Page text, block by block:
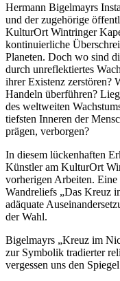
Hermann Bigelmayrs
und der zugehörige
KulturOrt Wintringer
kontinuierliche
Planeten. Doch wo sind
durch unreflektiertes
ihrer Existenz zerstören?
Handeln überführen?
des weltweiten
tiefsten Inneren der
prägen, verborgen?
In diesem lückenhaften
Künstler am KulturOrt
vorherigen Arbeiten.
Wandreliefs „Das Kreuz
adäquate
der Wahl.
Bigelmayrs „Kreuz im
zur Symbolik tradierter
vergessen uns den